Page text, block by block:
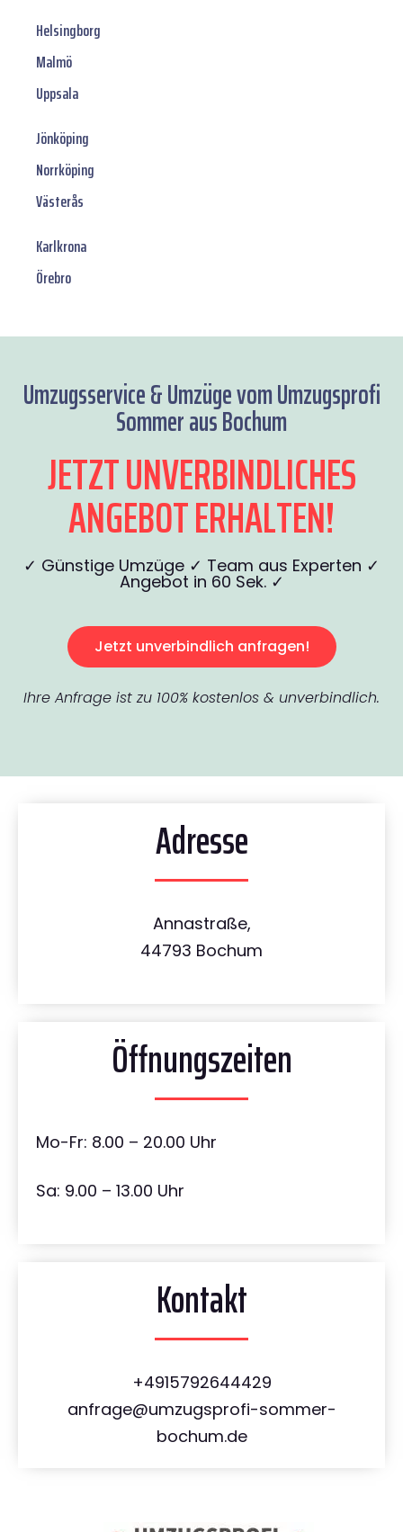
Helsingborg
Malmö
Uppsala
Jönköping
Norrköping
Västerås
Karlkrona
Örebro
Umzugsservice & Umzüge vom Umzugsprofi
Sommer aus Bochum
JETZT UNVERBINDLICHES
ANGEBOT ERHALTEN!
✓ Günstige Umzüge ✓ Team aus Experten ✓
Angebot in 60 Sek. ✓
Jetzt unverbindlich anfragen!
Ihre Anfrage ist zu 100% kostenlos & unverbindlich.
Adresse
Annastraße,
44793 Bochum
Öffnungszeiten
Mo-Fr: 8.00 – 20.00 Uhr
Sa: 9.00 – 13.00 Uhr
Kontakt
+4915792644429
anfrage@umzugsprofi-sommer-
bochum.de